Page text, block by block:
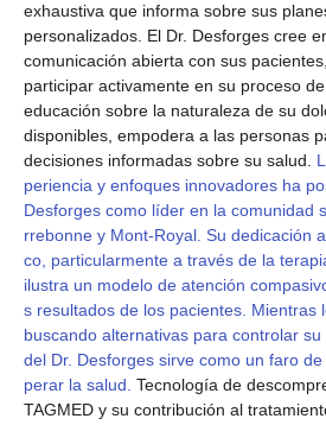
exhaustiva que informa sobre sus
personalizados. El Dr. Desforges cree
comunicación abierta con sus
participar activamente en su proceso
educación sobre la naturaleza de su
disponibles, empodera a las personas
decisiones informadas sobre su salud.
periencia y enfoques innovadores ha
Desforges como líder en la comunidad
rrebonne y Mont-Royal. Su dedicación
co, particularmente a través de la
ilustra un modelo de atención
s resultados de los pacientes. Mientras
buscando alternativas para controlar
del Dr. Desforges sirve como un faro
perar la salud. Tecnología de
TAGMED y su contribución al